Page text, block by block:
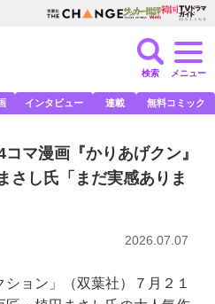
検索 メニュー
インタビュー 連載 無料コミック
マ漫画『かりあげクン』
し氏「まだ実感ありま
2026.07.07
ョン」（双葉社）７月２１